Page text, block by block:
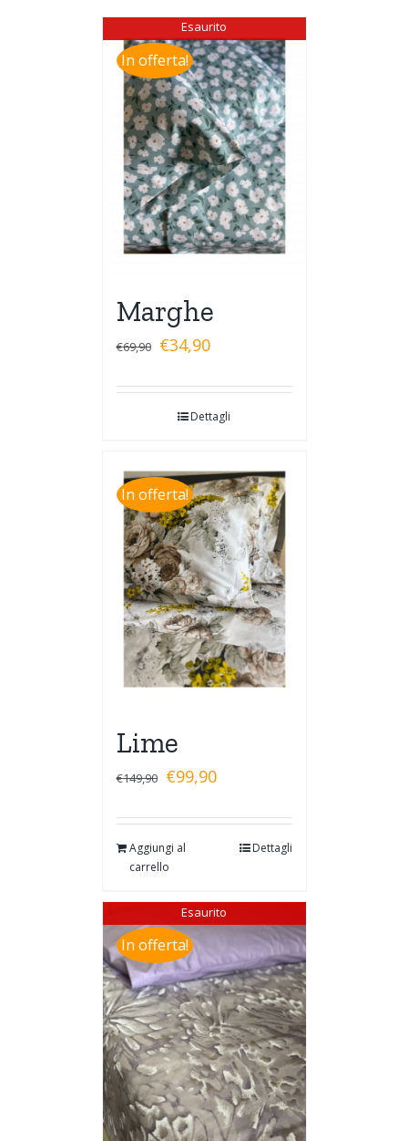
In offerta!
Esaurito
Marghe
€69,90 €34,90
Dettagli
In offerta!
Lime
€149,90 €99,90
Aggiungi al
carrello
Dettagli
In offerta!
Esaurito